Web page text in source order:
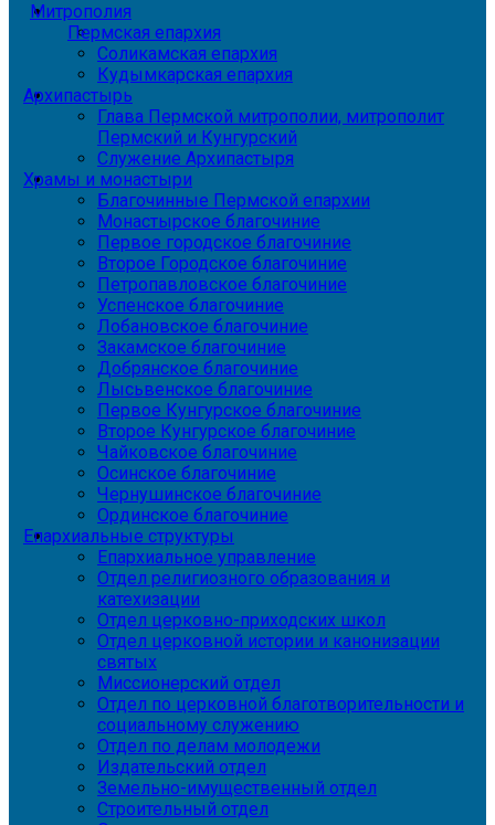
Митрополия
Пермская епархия
Соликамская епархия
Кудымкарская епархия
Архипастырь
Глава Пермской митрополии, митрополит
Пермский и Кунгурский
Служение Архипастыря
Храмы и монастыри
Благочинные Пермской епархии
Монастырское благочиние
Первое городское благочиние
Второе Городское благочиние
Петропавловское благочиние
Успенское благочиние
Лобановское благочиние
Закамское благочиние
Добрянское благочиние
Лысьвенское благочиние
Первое Кунгурское благочиние
Второе Кунгурское благочиние
Чайковское благочиние
Осинское благочиние
Чернушинское благочиние
Ординское благочиние
Епархиальные структуры
Епархиальное управление
Отдел религиозного образования и
катехизации
Отдел церковно-приходских школ
Отдел церковной истории и канонизации
святых
Миссионерский отдел
Отдел по церковной благотворительности и
социальному служению
Отдел по делам молодежи
Издательский отдел
Земельно-имущественный отдел
Строительный отдел